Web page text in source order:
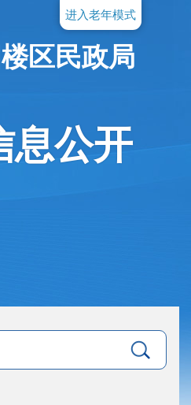
进入老年模式
区民政局
息公开